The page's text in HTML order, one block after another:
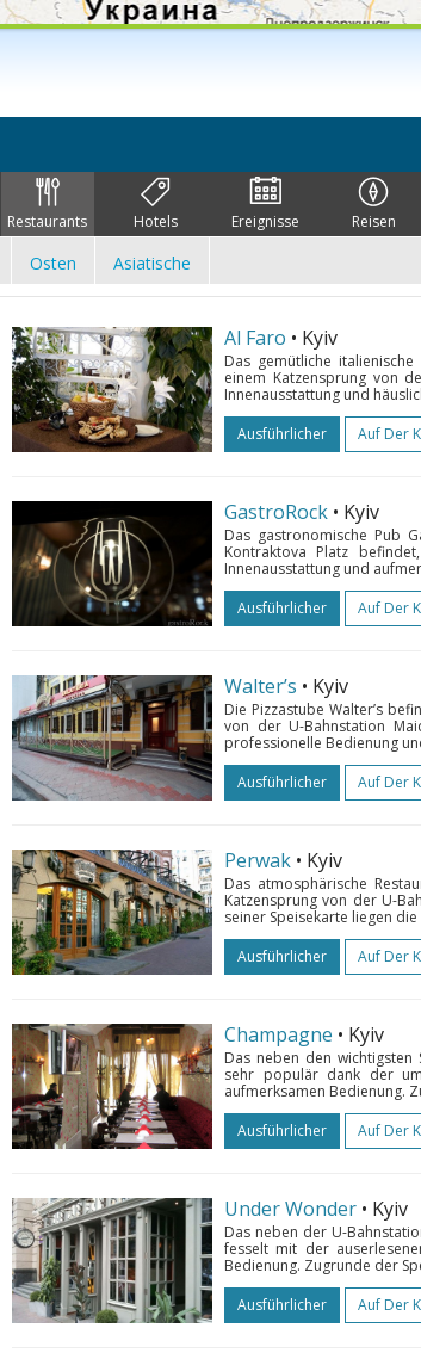
Restaurants Hotels Ereignisse Reisen
Osten Asiatische
Al Faro • Kyiv
Das gemütliche
einem Katzensprung von
Innenausstattung und
Ausführlicher
Auf Der
GastroRock • Kyiv
Das gastronomische Pub
Kontraktova Platz
Innenausstattung und
Ausführlicher
Auf Der
Walter’s • Kyiv
Die Pizzastube Walter’s
von der U-Bahnstation
professionelle Bedienung
Ausführlicher
Auf Der
Perwak • Kyiv
Das atmosphärische
Katzensprung von der U-
seiner Speisekarte liegen
Ausführlicher
Auf Der
Champagne • Kyiv
Das neben den wichtigsten
sehr populär dank der
aufmerksamen Bedienung.
Ausführlicher
Auf Der
Under Wonder • Kyiv
Das neben der U-
fesselt mit der
Bedienung. Zugrunde der
Ausführlicher
Auf Der